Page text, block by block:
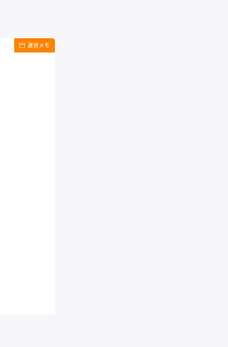
運営メモ